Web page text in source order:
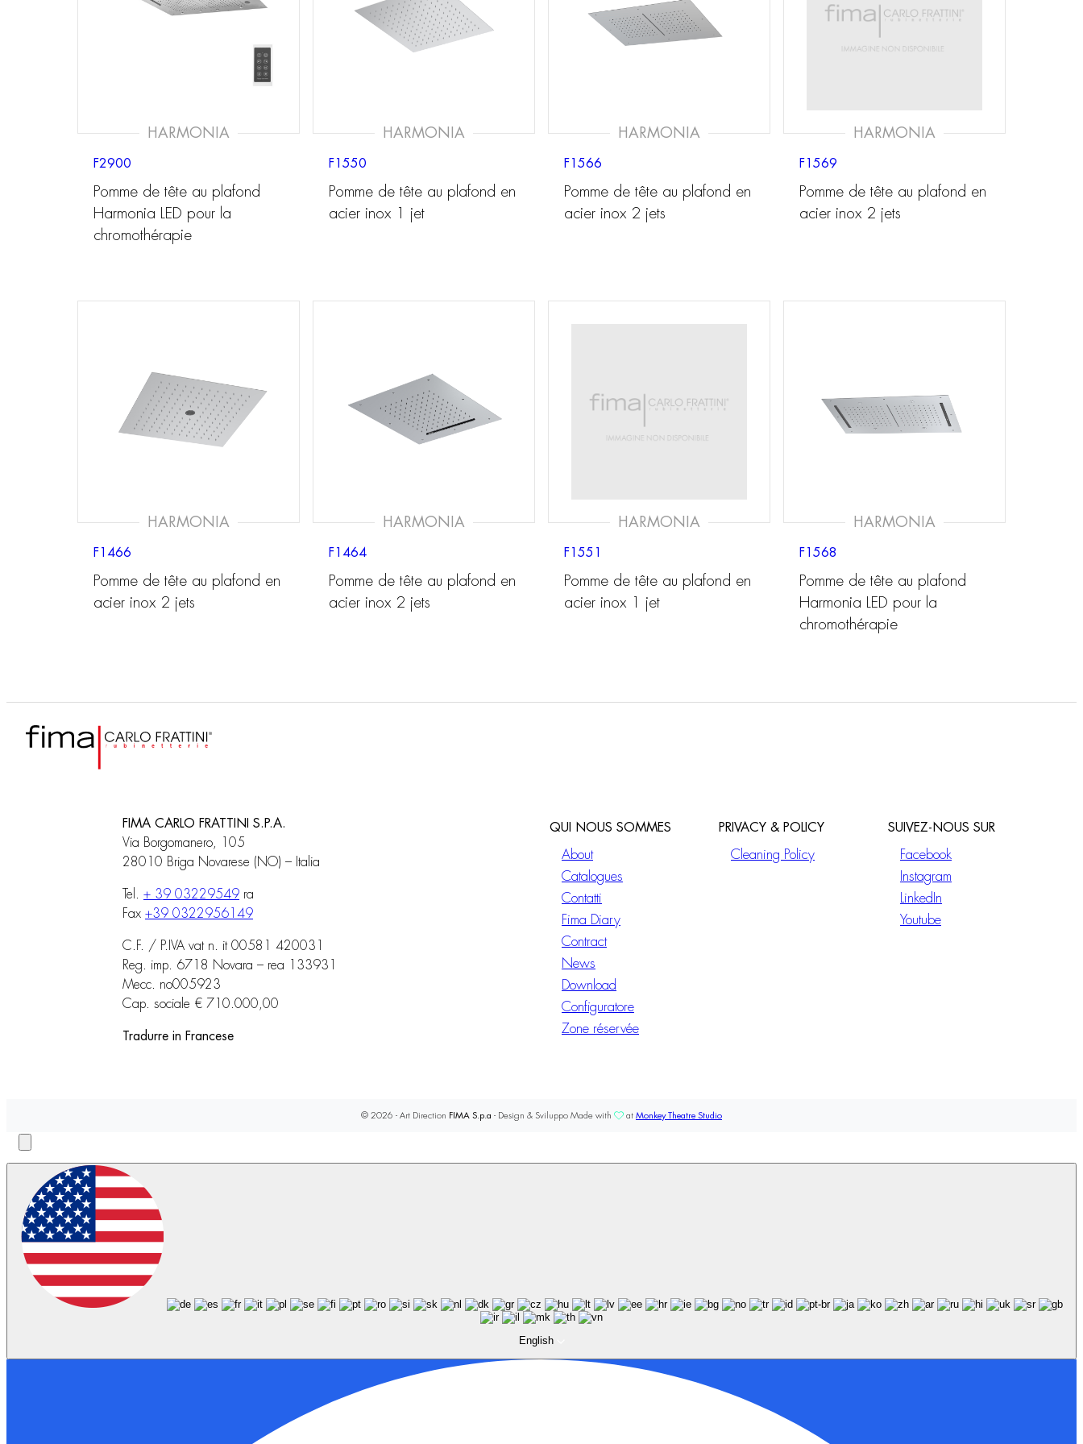
HARMONIA
F2900
Pomme de tête au plafond
Harmonia LED pour la
chromothérapie
HARMONIA
F1550
Pomme de tête au plafond en
acier inox 1 jet
HARMONIA
F1566
Pomme de tête au plafond en
acier inox 2 jets
HARMONIA
F1569
Pomme de tête au plafond en
acier inox 2 jets
HARMONIA
F1466
Pomme de tête au plafond en
acier inox 2 jets
HARMONIA
F1464
Pomme de tête au plafond en
acier inox 2 jets
HARMONIA
F1551
Pomme de tête au plafond en
acier inox 1 jet
HARMONIA
F1568
Pomme de tête au plafond
Harmonia LED pour la
chromothérapie
FIMA CARLO FRATTINI S.P.A.
Via Borgomanero, 105
28010 Briga Novarese (NO) – Italia
Tel. + 39 03229549 ra
Fax +39 0322956149
C.F. / P.IVA vat n. it 00581 420031
Reg. imp. 6718 Novara – rea 133931
Mecc. no005923
Cap. sociale € 710.000,00
Tradurre in Francese
QUI NOUS SOMMES
About
Catalogues
Contatti
Fima Diary
Contract
News
Download
Configuratore
Zone réservée
PRIVACY & POLICY
Cleaning Policy
SUIVEZ-NOUS SUR
Facebook
Instagram
LinkedIn
Youtube
© 2026 - Art Direction FIMA S.p.a - Design & Sviluppo Made with at Monkey Theatre Studio
English